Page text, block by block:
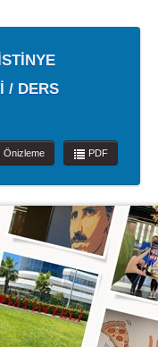
/ DERS
Önizleme PDF